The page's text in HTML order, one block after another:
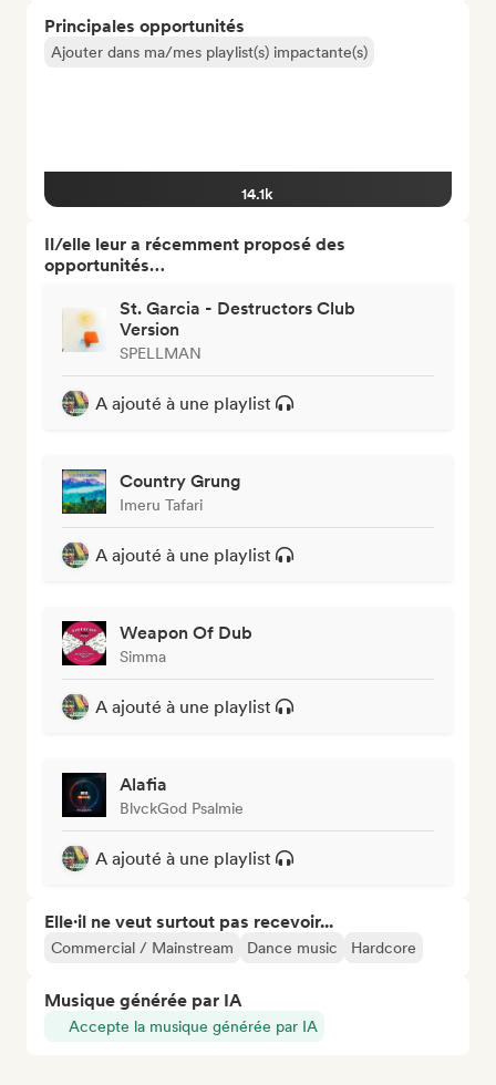
Principales opportunités
Ajouter dans ma/mes playlist(s) impactante(s)
14.1k
Il/elle leur a récemment proposé des
opportunités…
St. Garcia - Destructors Club
Version
SPELLMAN
A ajouté à une playlist
Country Grung
Imeru Tafari
A ajouté à une playlist
Weapon Of Dub
Simma
A ajouté à une playlist
Alafia
BlvckGod Psalmie
A ajouté à une playlist
Elle·il ne veut surtout pas recevoir...
Commercial / Mainstream Dance music Hardcore
Musique générée par IA
Accepte la musique générée par IA